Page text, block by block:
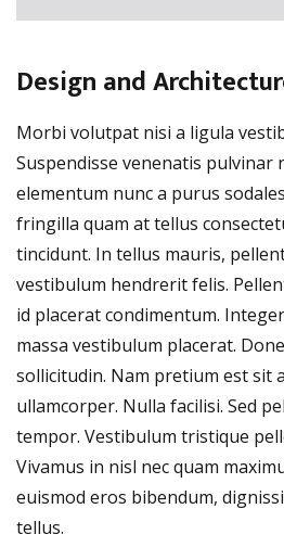
Design and
Morbi volutpat nisi a ligula
Suspendisse venenatis pulvinar
elementum nunc a purus
fringilla quam at tellus
tincidunt. In tellus mauris,
vestibulum hendrerit felis.
id placerat condimentum.
massa vestibulum placerat.
sollicitudin. Nam pretium est sit
ullamcorper. Nulla facilisi. Sed
tempor. Vestibulum tristique
Vivamus in nisl nec quam
euismod eros bibendum,
tellus.